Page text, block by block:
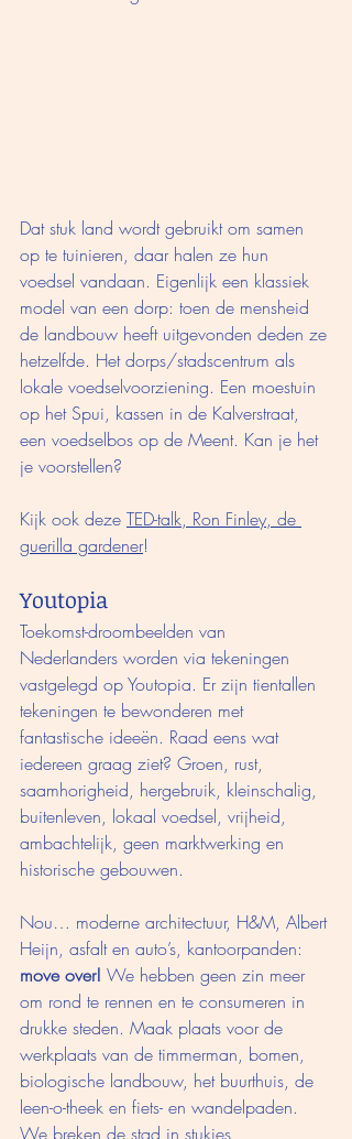
Dat stuk land wordt gebruikt om samen
op te tuinieren, daar halen ze hun
voedsel vandaan. Eigenlijk een klassiek
model van een dorp: toen de mensheid
de landbouw heeft uitgevonden deden ze
hetzelfde. Het dorps/stadscentrum als
lokale voedselvoorziening. Een moestuin
op het Spui, kassen in de Kalverstraat,
een voedselbos op de Meent. Kan je het
je voorstellen?
Kijk ook deze TED-talk, Ron Finley, de
guerilla gardener!
Youtopia
Toekomst-droombeelden van
Nederlanders worden via tekeningen
vastgelegd op Youtopia. Er zijn tientallen
tekeningen te bewonderen met
fantastische ideeën. Raad eens wat
iedereen graag ziet? Groen, rust,
saamhorigheid, hergebruik, kleinschalig,
buitenleven, lokaal voedsel, vrijheid,
ambachtelijk, geen marktwerking en
historische gebouwen.
Nou… moderne architectuur, H&M, Albert
Heijn, asfalt en auto’s, kantoorpanden:
move over! We hebben geen zin meer
om rond te rennen en te consumeren in
drukke steden. Maak plaats voor de
werkplaats van de timmerman, bomen,
biologische landbouw, het buurthuis, de
leen-o-theek en fiets- en wandelpaden.
We breken de stad in stukjes,